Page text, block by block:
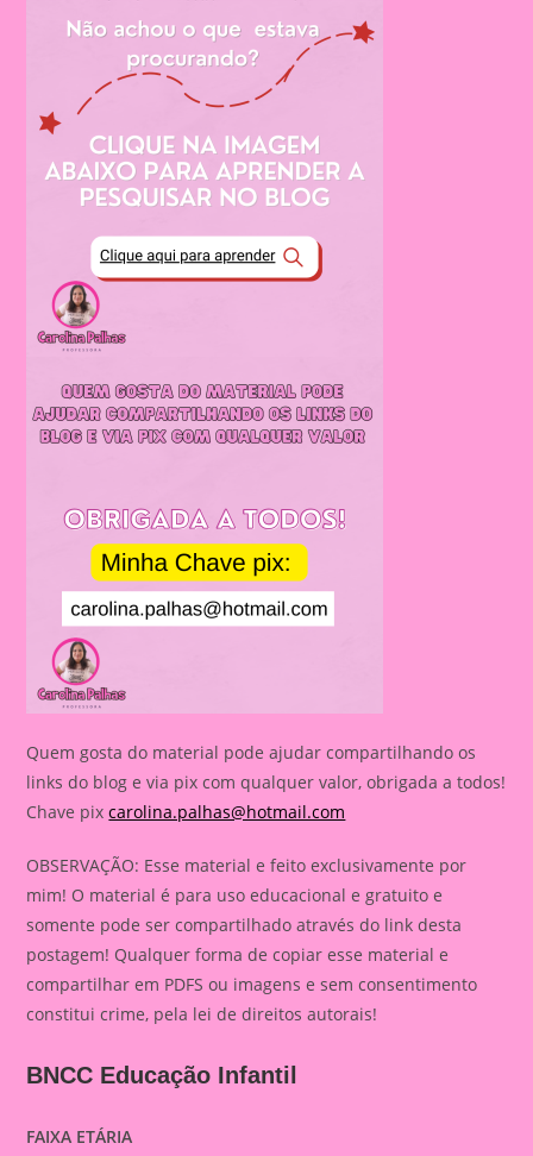
Quem gosta do material pode ajudar compartilhando os
links do blog e via pix com qualquer valor, obrigada a todos!
Chave pixcarolina.palhas@hotmail.com
OBSERVAÇÃO: Esse material e feito exclusivamente por
mim! O material é para uso educacional e gratuito e
somente pode ser compartilhado através do link desta
postagem! Qualquer forma de copiar esse material e
compartilhar em PDFS ou imagens e sem consentimento
constitui crime, pela lei de direitos autorais!
BNCC Educação Infantil
FAIXA ETÁRIA